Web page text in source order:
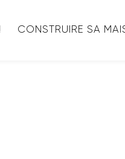
CONSTRUIRE SA